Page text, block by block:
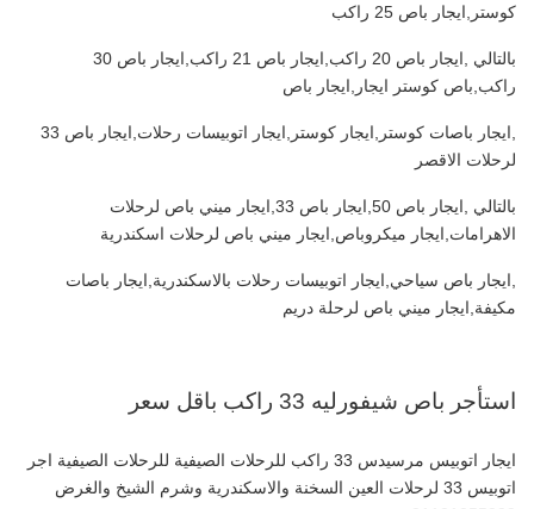
كوستر,ايجار باص 25 راكب
بالتالي ,ايجار باص 20 راكب,ايجار باص 21 راكب,ايجار باص 30
راكب,باص كوستر ايجار,ايجار باص
,ايجار باصات كوستر,ايجار كوستر,ايجار اتوبيسات رحلات,ايجار باص 33
لرحلات الاقصر
بالتالي ,ايجار باص 50,ايجار باص 33,ايجار ميني باص لرحلات
الاهرامات,ايجار ميكروباص,ايجار ميني باص لرحلات اسكندرية
,ايجار باص سياحي,ايجار اتوبيسات رحلات بالاسكندرية,ايجار باصات
مكيفة,ايجار ميني باص لرحلة دريم
استأجر باص شيفورليه 33 راكب باقل سعر
ايجار اتوبيس مرسيدس 33 راكب للرحلات الصيفية للرحلات الصيفية اجر
اتوبيس 33 لرحلات العين السخنة والاسكندرية وشرم الشيخ والغرض